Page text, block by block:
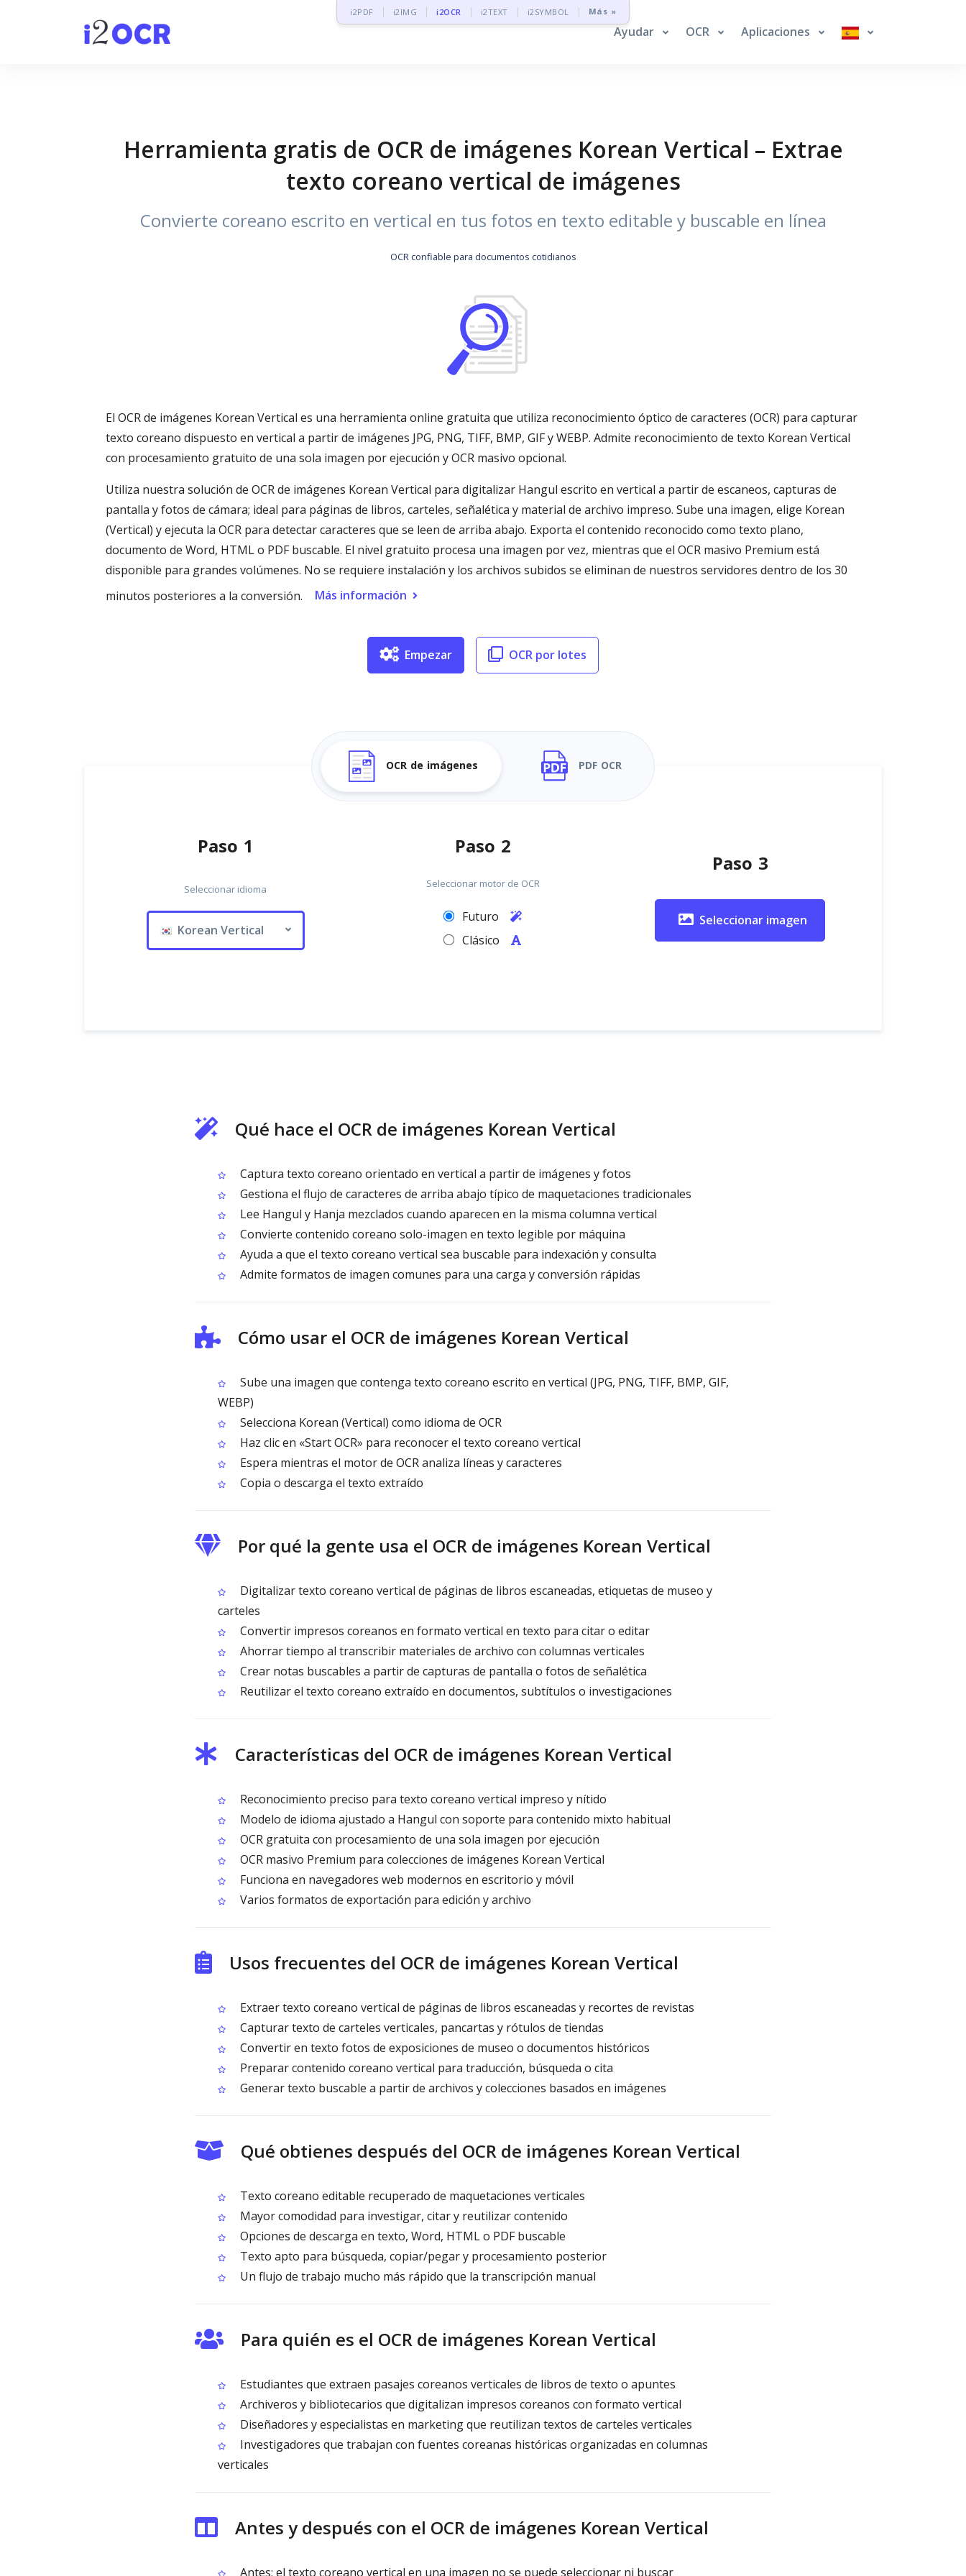
i2PDF i2IMG i2OCR i2TEXT i2SYMBOL Más »
Ayudar OCR Aplicaciones
Herramienta gratis de OCR de imágenes Korean Vertical – Extrae
texto coreano vertical de imágenes
Convierte coreano escrito en vertical en tus fotos en texto editable y buscable en línea
OCR confiable para documentos cotidianos
El OCR de imágenes Korean Vertical es una herramienta online gratuita que utiliza reconocimiento óptico de caracteres (OCR) para capturar
texto coreano dispuesto en vertical a partir de imágenes JPG, PNG, TIFF, BMP, GIF y WEBP. Admite reconocimiento de texto Korean Vertical
con procesamiento gratuito de una sola imagen por ejecución y OCR masivo opcional.
Utiliza nuestra solución de OCR de imágenes Korean Vertical para digitalizar Hangul escrito en vertical a partir de escaneos, capturas de
pantalla y fotos de cámara; ideal para páginas de libros, carteles, señalética y material de archivo impreso. Sube una imagen, elige Korean
(Vertical) y ejecuta la OCR para detectar caracteres que se leen de arriba abajo. Exporta el contenido reconocido como texto plano,
documento de Word, HTML o PDF buscable. El nivel gratuito procesa una imagen por vez, mientras que el OCR masivo Premium está
disponible para grandes volúmenes. No se requiere instalación y los archivos subidos se eliminan de nuestros servidores dentro de los 30
minutos posteriores a la conversión.
Más información
Empezar OCR por lotes
OCR de imágenes PDF OCR
Paso 1
Seleccionar idioma
Korean Vertical
Paso 2
Seleccionar motor de OCR
Futuro
Clásico
Paso 3
Seleccionar imagen
Qué hace el OCR de imágenes Korean Vertical
Captura texto coreano orientado en vertical a partir de imágenes y fotos
Gestiona el flujo de caracteres de arriba abajo típico de maquetaciones tradicionales
Lee Hangul y Hanja mezclados cuando aparecen en la misma columna vertical
Convierte contenido coreano solo-imagen en texto legible por máquina
Ayuda a que el texto coreano vertical sea buscable para indexación y consulta
Admite formatos de imagen comunes para una carga y conversión rápidas
Cómo usar el OCR de imágenes Korean Vertical
Sube una imagen que contenga texto coreano escrito en vertical (JPG, PNG, TIFF, BMP, GIF,
WEBP)
Selecciona Korean (Vertical) como idioma de OCR
Haz clic en «Start OCR» para reconocer el texto coreano vertical
Espera mientras el motor de OCR analiza líneas y caracteres
Copia o descarga el texto extraído
Por qué la gente usa el OCR de imágenes Korean Vertical
Digitalizar texto coreano vertical de páginas de libros escaneadas, etiquetas de museo y
carteles
Convertir impresos coreanos en formato vertical en texto para citar o editar
Ahorrar tiempo al transcribir materiales de archivo con columnas verticales
Crear notas buscables a partir de capturas de pantalla o fotos de señalética
Reutilizar el texto coreano extraído en documentos, subtítulos o investigaciones
Características del OCR de imágenes Korean Vertical
Reconocimiento preciso para texto coreano vertical impreso y nítido
Modelo de idioma ajustado a Hangul con soporte para contenido mixto habitual
OCR gratuita con procesamiento de una sola imagen por ejecución
OCR masivo Premium para colecciones de imágenes Korean Vertical
Funciona en navegadores web modernos en escritorio y móvil
Varios formatos de exportación para edición y archivo
Usos frecuentes del OCR de imágenes Korean Vertical
Extraer texto coreano vertical de páginas de libros escaneadas y recortes de revistas
Capturar texto de carteles verticales, pancartas y rótulos de tiendas
Convertir en texto fotos de exposiciones de museo o documentos históricos
Preparar contenido coreano vertical para traducción, búsqueda o cita
Generar texto buscable a partir de archivos y colecciones basados en imágenes
Qué obtienes después del OCR de imágenes Korean Vertical
Texto coreano editable recuperado de maquetaciones verticales
Mayor comodidad para investigar, citar y reutilizar contenido
Opciones de descarga en texto, Word, HTML o PDF buscable
Texto apto para búsqueda, copiar/pegar y procesamiento posterior
Un flujo de trabajo mucho más rápido que la transcripción manual
Para quién es el OCR de imágenes Korean Vertical
Estudiantes que extraen pasajes coreanos verticales de libros de texto o apuntes
Archiveros y bibliotecarios que digitalizan impresos coreanos con formato vertical
Diseñadores y especialistas en marketing que reutilizan textos de carteles verticales
Investigadores que trabajan con fuentes coreanas históricas organizadas en columnas
verticales
Antes y después con el OCR de imágenes Korean Vertical
Antes: el texto coreano vertical en una imagen no se puede seleccionar ni buscar